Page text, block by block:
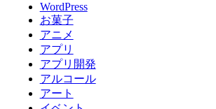
WordPress
お菓子
アニメ
アプリ
アプリ開発
アルコール
アート